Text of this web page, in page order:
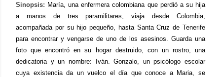
Sinopsis: María, una enfermera colombiana que perdió a su hija
a manos de tres paramilitares, viaja desde Colombia,
acompañada por su hijo pequeño, hasta Santa Cruz de Tenerife
para encontrar y vengarse de uno de los asesinos. Guarda una
foto que encontró en su hogar destruido, con un rostro, una
dedicatoria y un nombre: Iván. Gonzalo, un psicólogo escolar
cuya existencia da un vuelco el día que conoce a Maria, se